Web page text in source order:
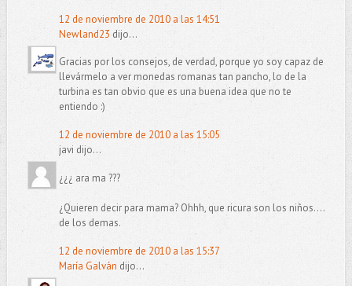
12 de noviembre de 2010 a las 14:51
Newland23 dijo...
Gracias por los consejos, de verdad, porque yo soy capaz de
llevármelo a ver monedas romanas tan pancho, lo de la
turbina es tan obvio que es una buena idea que no te
entiendo :)
12 de noviembre de 2010 a las 15:05
javi dijo...
¿¿¿ ara ma ???
¿Quieren decir para mama? Ohhh, que ricura son los niños....
de los demas.
12 de noviembre de 2010 a las 15:37
María Galván dijo...